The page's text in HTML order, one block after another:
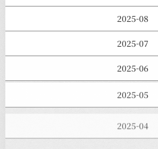
2025-08
2025-07
2025-06
2025-05
2025-03